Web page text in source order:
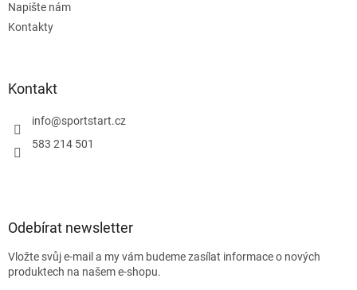
Napište nám
Kontakty
Kontakt
info@sportstart.cz
583 214 501
Odebírat newsletter
Vložte svůj e-mail a my vám budeme zasílat informace o nových
produktech na našem e-shopu.